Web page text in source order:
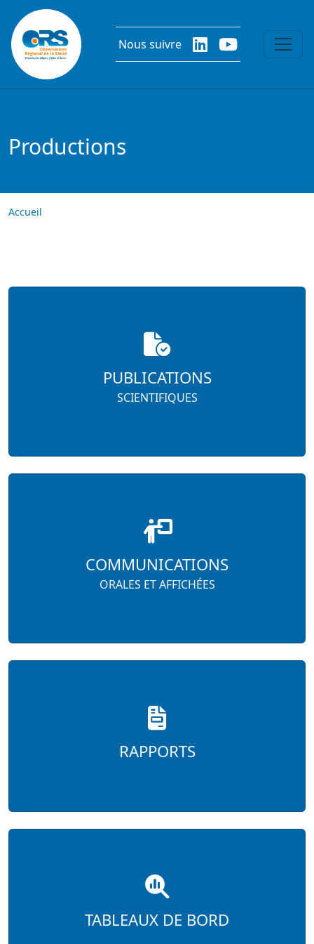
Aller au contenu principal
Nous suivre
Productions
Accueil
PUBLICATIONS
SCIENTIFIQUES
COMMUNICATIONS
ORALES ET AFFICHÉES
RAPPORTS
TABLEAUX DE BORD